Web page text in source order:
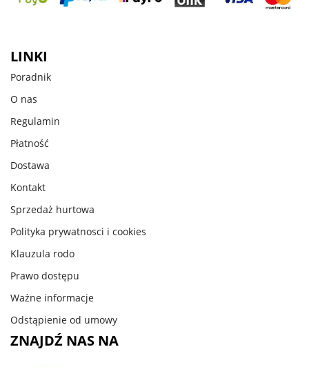
LINKI
Poradnik
O nas
Regulamin
Płatność
Dostawa
Kontakt
Sprzedaż hurtowa
Polityka prywatnosci i cookies
Klauzula rodo
Prawo dostępu
Ważne informacje
Odstąpienie od umowy
ZNAJDŹ NAS NA